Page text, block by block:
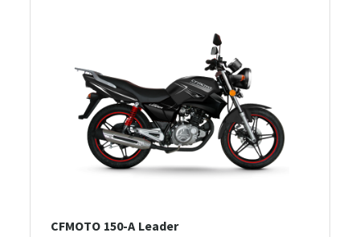
CFMOTO 150-A Leader